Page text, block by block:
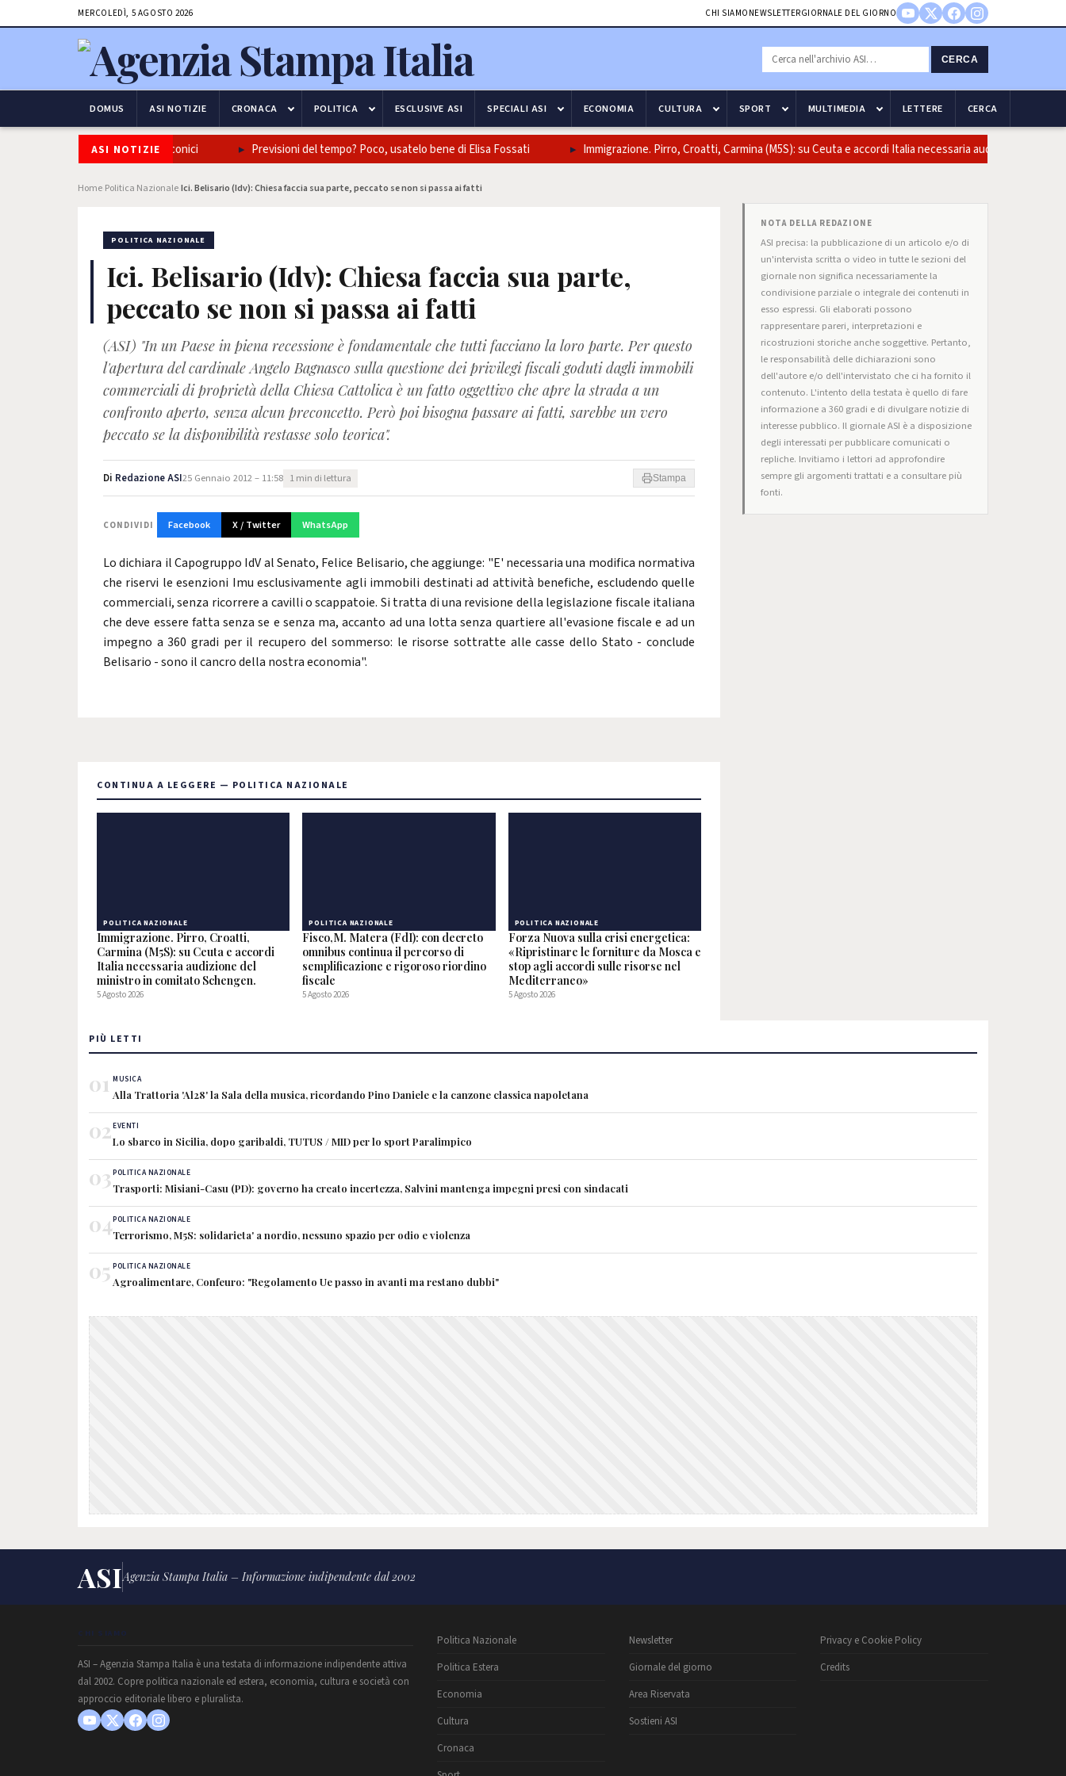
MERCOLEDÌ, 5 AGOSTO 2026 CHI SIAMO NEWSLETTERGIORNALE DEL GIORNO
CERCA
DOMUS ASI NOTIZIE CRONACA POLITICA ESCLUSIVE ASI SPECIALI ASI ECONOMIA CULTURA SPORT MULTIMEDIA LETTERE CERCA
ASI NOTIZIE
napoletana in tre piatti iconici Previsioni del tempo? Poco, usatelo bene di Elisa Fossati Immigrazione. Pirro, Croatti, Carmina (M5S): su Ceuta e accordi Italia necessaria audizione del
Home Politica NazionaleIci. Belisario (Idv): Chiesa faccia sua parte, peccato se non si passa ai fatti
POLITICA NAZIONALE
Ici. Belisario (Idv): Chiesa faccia sua parte,
peccato se non si passa ai fatti
(ASI) "In un Paese in piena recessione è fondamentale che tutti facciano la loro parte. Per questo
l'apertura del cardinale Angelo Bagnasco sulla questione dei privilegi fiscali goduti dagli immobili
commerciali di proprietà della Chiesa Cattolica è un fatto oggettivo che apre la strada a un
confronto aperto, senza alcun preconcetto. Però poi bisogna passare ai fatti, sarebbe un vero
peccato se la disponibilità restasse solo teorica".
Di Redazione ASI25 Gennaio 2012 – 11:58 1 min di lettura Stampa
CONDIVIDI Facebook X / Twitter WhatsApp
Lo dichiara il Capogruppo IdV al Senato, Felice Belisario, che aggiunge: "E' necessaria una modifica normativa
che riservi le esenzioni Imu esclusivamente agli immobili destinati ad attività benefiche, escludendo quelle
commerciali, senza ricorrere a cavilli o scappatoie. Si tratta di una revisione della legislazione fiscale italiana
che deve essere fatta senza se e senza ma, accanto ad una lotta senza quartiere all'evasione fiscale e ad un
impegno a 360 gradi per il recupero del sommerso: le risorse sottratte alle casse dello Stato - conclude
Belisario - sono il cancro della nostra economia".
NOTA DELLA REDAZIONE
ASI precisa: la pubblicazione di un articolo e/o di
un'intervista scritta o video in tutte le sezioni del
giornale non significa necessariamente la
condivisione parziale o integrale dei contenuti in
esso espressi. Gli elaborati possono
rappresentare pareri, interpretazioni e
ricostruzioni storiche anche soggettive. Pertanto,
le responsabilità delle dichiarazioni sono
dell'autore e/o dell'intervistato che ci ha fornito il
contenuto. L'intento della testata è quello di fare
informazione a 360 gradi e di divulgare notizie di
interesse pubblico. Il giornale ASI è a disposizione
degli interessati per pubblicare comunicati o
repliche. Invitiamo i lettori ad approfondire
sempre gli argomenti trattati e a consultare più
fonti.
CONTINUA A LEGGERE — POLITICA NAZIONALE
POLITICA NAZIONALE
Immigrazione. Pirro, Croatti,
Carmina (M5S): su Ceuta e accordi
Italia necessaria audizione del
ministro in comitato Schengen.
5 Agosto 2026
POLITICA NAZIONALE
Fisco,M. Matera (FdI): con decreto
omnibus continua il percorso di
semplificazione e rigoroso riordino
fiscale
5 Agosto 2026
POLITICA NAZIONALE
Forza Nuova sulla crisi energetica:
«Ripristinare le forniture da Mosca e
stop agli accordi sulle risorse nel
Mediterraneo»
5 Agosto 2026
PIÙ LETTI
01 MUSICA
Alla Trattoria 'Al28' la Sala della musica, ricordando Pino Daniele e la canzone classica napoletana
02EVENTI
Lo sbarco in Sicilia, dopo garibaldi, TUTUS / MID per lo sport Paralimpico
03POLITICA NAZIONALE
Trasporti: Misiani-Casu (PD): governo ha creato incertezza, Salvini mantenga impegni presi con sindacati
04POLITICA NAZIONALE
Terrorismo, M5S: solidarieta' a nordio, nessuno spazio per odio e violenza
05 POLITICA NAZIONALE
Agroalimentare, Confeuro: "Regolamento Ue passo in avanti ma restano dubbi"
ASIAgenzia Stampa Italia – Informazione indipendente dal 2002
CHI SIAMO
ASI – Agenzia Stampa Italia è una testata di informazione indipendente attiva
dal 2002. Copre politica nazionale ed estera, economia, cultura e società con
approccio editoriale libero e pluralista.
Politica Nazionale
Politica Estera
Economia
Cultura
Cronaca
Newsletter
Giornale del giorno
Area Riservata
Sostieni ASI
Privacy e Cookie Policy
Credits